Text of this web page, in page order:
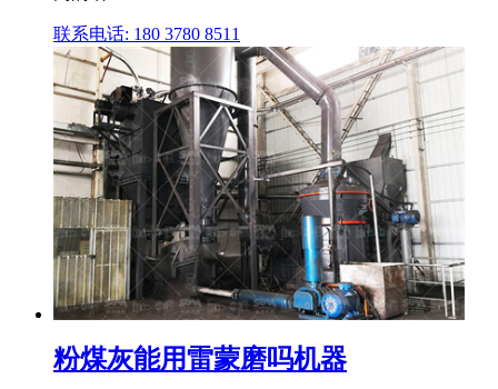
联系电话: 180 3780 8511
粉煤灰能用雷蒙磨吗机器